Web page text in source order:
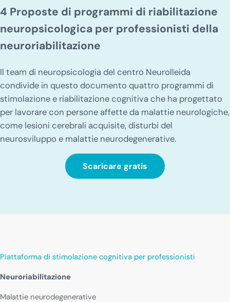
4 Proposte di programmi di riabilitazione
neuropsicologica per professionisti della
neuroriabilitazione
Il team di neuropsicologia del centro Neurolleida
condivide in questo documento quattro programmi di
stimolazione e riabilitazione cognitiva che ha progettato
per lavorare con persone affette da malattie neurologiche,
come lesioni cerebrali acquisite, disturbi del
neurosviluppo e malattie neurodegenerative.
Scaricare gratis
Piattaforma di stimolazione cognitiva per professionisti
Neuroriabilitazione
Malattie neurodegenerative